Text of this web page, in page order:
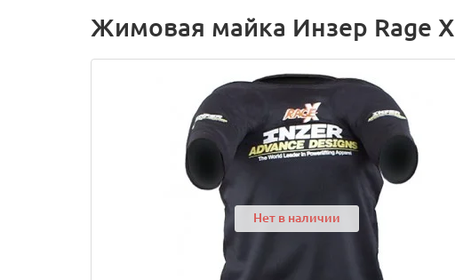
Жимовая майка Инзер Rage X
Нет в наличии